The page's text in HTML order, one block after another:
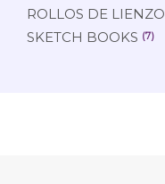
ROLLOS DE LIENZO
SKETCH BOOKS (7)